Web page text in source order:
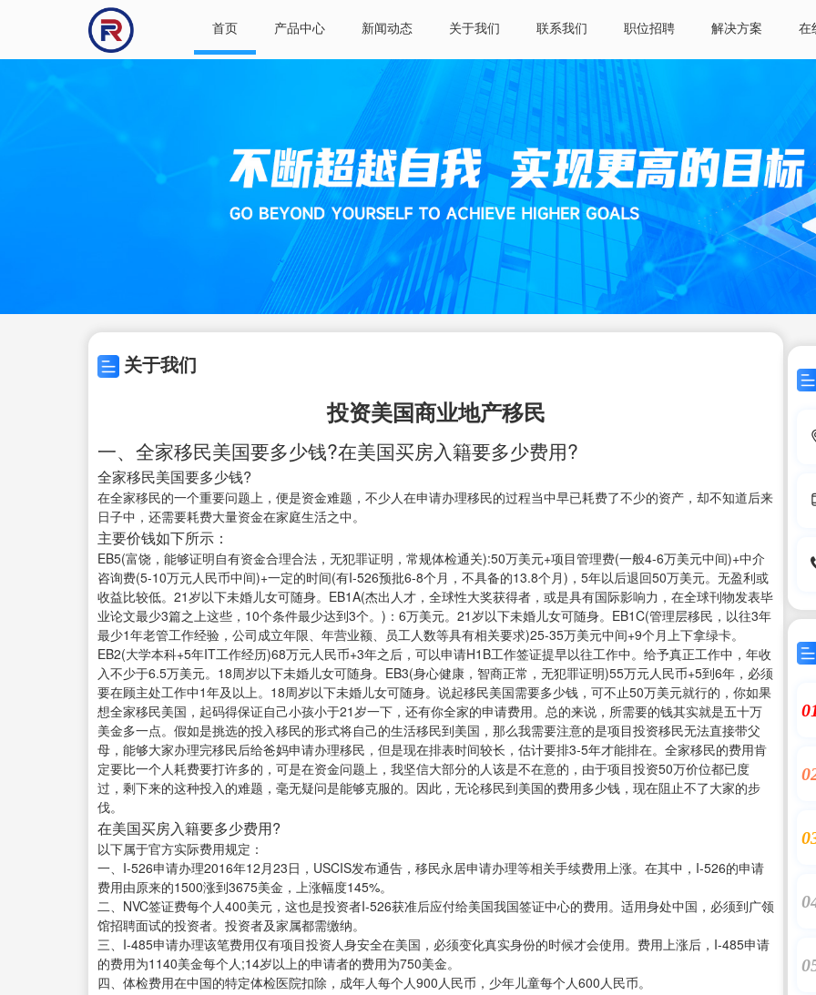
首页 产品中心 新闻动态 关于我们 联系我们 职位招聘 解决方案 在
关于我们
投资美国商业地产移民
一、全家移民美国要多少钱?在美国买房入籍要多少费用?
全家移民美国要多少钱?
在全家移民的一个重要问题上，便是资金难题，不少人在申请办理移民的过程当中早已耗费了不少的资产，却不知道后来
日子中，还需要耗费大量资金在家庭生活之中。
主要价钱如下所示：
EB5(富饶，能够证明自有资金合理合法，无犯罪证明，常规体检通关):50万美元+项目管理费(一般4-6万美元中间)+中介
咨询费(5-10万元人民币中间)+一定的时间(有I-526预批6-8个月，不具备的13.8个月)，5年以后退回50万美元。无盈利或
收益比较低。21岁以下未婚儿女可随身。EB1A(杰出人才，全球性大奖获得者，或是具有国际影响力，在全球刊物发表毕
业论文最少3篇之上这些，10个条件最少达到3个。)：6万美元。21岁以下未婚儿女可随身。EB1C(管理层移民，以往3年
最少1年老管工作经验，公司成立年限、年营业额、员工人数等具有相关要求)25-35万美元中间+9个月上下拿绿卡。
EB2(大学本科+5年IT工作经历)68万元人民币+3年之后，可以申请H1B工作签证提早以往工作中。给予真正工作中，年收
入不少于6.5万美元。18周岁以下未婚儿女可随身。EB3(身心健康，智商正常，无犯罪证明)55万元人民币+5到6年，必须
要在顾主处工作中1年及以上。18周岁以下未婚儿女可随身。说起移民美国需要多少钱，可不止50万美元就行的，你如果
想全家移民美国，起码得保证自己小孩小于21岁一下，还有你全家的申请费用。总的来说，所需要的钱其实就是五十万
美金多一点。假如是挑选的投入移民的形式将自己的生活移民到美国，那么我需要注意的是项目投资移民无法直接带父
母，能够大家办理完移民后给爸妈申请办理移民，但是现在排表时间较长，估计要排3-5年才能排在。全家移民的费用肯
定要比一个人耗费要打许多的，可是在资金问题上，我坚信大部分的人该是不在意的，由于项目投资50万价位都已度
过，剩下来的这种投入的难题，毫无疑问是能够克服的。因此，无论移民到美国的费用多少钱，现在阻止不了大家的步
伐。
在美国买房入籍要多少费用?
以下属于官方实际费用规定：
一、I-526申请办理2016年12月23日，USCIS发布通告，移民永居申请办理等相关手续费用上涨。在其中，I-526的申请
费用由原来的1500涨到3675美金，上涨幅度145%。
二、NVC签证费每个人400美元，这也是投资者I-526获准后应付给美国我国签证中心的费用。适用身处中国，必须到广领
馆招聘面试的投资者。投资者及家属都需缴纳。
三、I-485申请办理该笔费用仅有项目投资人身安全在美国，必须变化真实身份的时候才会使用。费用上涨后，I-485申请
的费用为1140美金每个人;14岁以上的申请者的费用为750美金。
四、体检费用在中国的特定体检医院扣除，成年人每个人900人民币，少年儿童每个人600人民币。